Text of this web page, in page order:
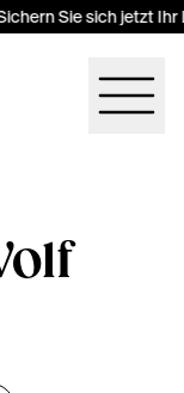
Sie sich jetzt